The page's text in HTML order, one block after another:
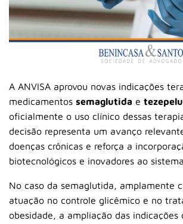
A ANVISA aprovou novas indicações
medicamentos semaglutida e
oficialmente o uso clínico dessas
decisão representa um avanço
doenças crônicas e reforça a
biotecnológicos e inovadores ao
No caso da semaglutida, amplamente
atuação no controle glicêmico e no
obesidade, a ampliação das indicações